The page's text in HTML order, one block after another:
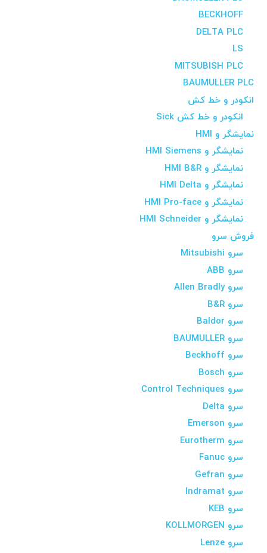
BECKHOFF
DELTA PLC
LS
MITSUBISH PLC
BAUMULLER PLC
انکودر و خط کش
انکودر و خط کش Sick
نمایشگر و HMI
نمایشگر و HMI Siemens
نمایشگر و HMI B&R
نمایشگر و HMI Delta
نمایشگر و HMI Pro-face
نمایشگر و HMI Schneider
فروش سرو
سرو Mitsubishi
سرو ABB
سرو Allen Bradly
سرو B&R
سرو Baldor
سرو BAUMULLER
سرو Beckhoff
سرو Bosch
سرو Control Techniques
سرو Delta
سرو Emerson
سرو Eurotherm
سرو Fanuc
سرو Gefran
سرو Indramat
سرو KEB
سرو KOLLMORGEN
سرو Lenze